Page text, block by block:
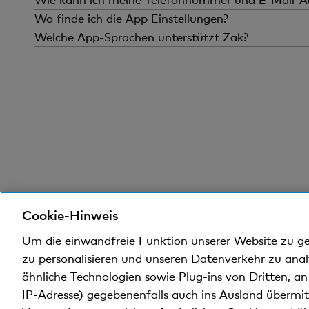
Momentan kannst du deine
verfügbar zu machen. Wenn du
Wo finde ich die App Einstellungen?
Alle Einstellungen der App findest
unter dem Menüpunkt «Profil» dein
Welche App-Sprachen unterstützt Zak?
Zak ist in Deutsch, Französisch und
Finanzwissen: digital und kompakt
Cookie-Hinweis
Um die einwandfreie Funktion unserer Website zu
zu personalisieren und unseren Datenverkehr zu
ähnliche Technologien sowie Plug-ins von Dritten,
IP-Adresse) gegebenenfalls auch ins Ausland